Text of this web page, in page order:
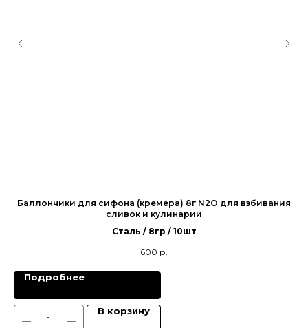
Баллончики для сифона (кремера) 8г N2O для взбивания
сливок и кулинарии
Сталь / 8гр / 10шт
600 р.
Подробнее
В корзину